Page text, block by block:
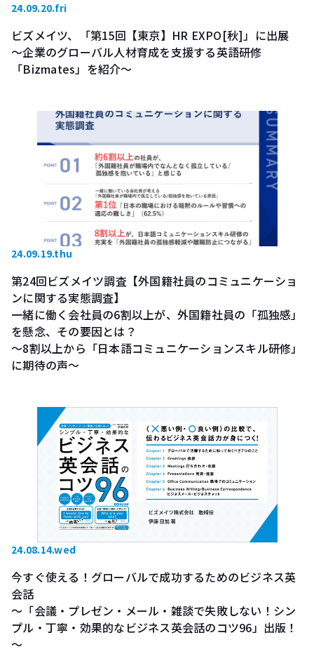
24.09.20.fri
ビズメイツ、「第15回【東京】HR EXPO[秋]」に出展
～企業のグローバル人材育成を支援する英語研修
「Bizmates」を紹介～
24.09.19.thu
第24回ビズメイツ調査【外国籍社員のコミュニケーショ
ンに関する実態調査】
一緒に働く会社員の6割以上が、外国籍社員の「孤独感」
を懸念、その要因とは？
～8割以上から「日本語コミュニケーションスキル研修」
に期待の声～
24.08.14.wed
今すぐ使える！グローバルで成功するためのビジネス英
会話
～「会議・プレゼン・メール・雑談で失敗しない！シン
プル・丁寧・効果的なビジネス英会話のコツ96」出版！
～